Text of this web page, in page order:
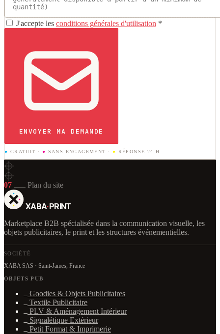
J'accepte les conditions générales d'utilisation *
ENVOYER MA DEMANDE
● GRATUIT · ● SANS ENGAGEMENT · ● RÉPONSE 24 H
07 Plan du site
XABA·PRINT
Marketplace B2B spécialisée dans la communication visuelle, les
objets publicitaires, le print et les structures événementielles.
SOCIÉTÉ
XABA SAS · Saint-James, France
OBJETS PUB
Goodies & Objets Publicitaires
Textile Publicitaire
PLV & Aménagement Intérieur
Signalétique Extérieur
Petit Format & Imprimerie